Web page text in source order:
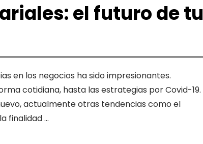
el futuro de tu
en los negocios ha sido impresionantes.
cotidiana, hasta las estrategias por Covid-19.
actualmente otras tendencias como el
finalidad …